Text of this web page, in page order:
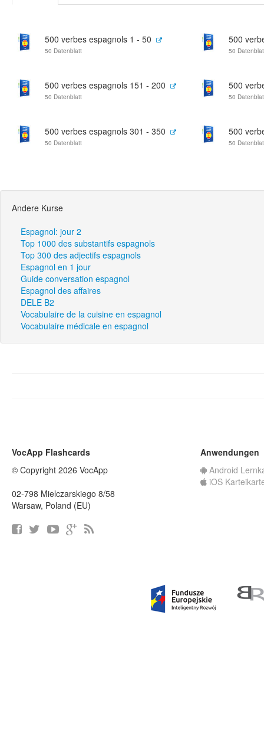
500 verbes espagnols 1 - 50
50 Datenblatt
500
50
500 verbes espagnols 151 - 200
50 Datenblatt
500
50
500 verbes espagnols 301 - 350
50 Datenblatt
500
50
Andere Kurse
Espagnol: jour 2
Top 1000 des substantifs espagnols
Top 300 des adjectifs espagnols
Espagnol en 1 jour
Guide conversation espagnol
Espagnol des affaires
DELE B2
Vocabulaire de la cuisine en espagnol
Vocabulaire médicale en espagnol
VocApp Flashcards
© Copyright 2026 VocApp
02-798 Mielczarskiego 8/58
Warsaw, Poland (EU)
Anwendungen
Android
iOS